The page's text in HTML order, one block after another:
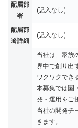
配属部
署
(記入なし)
配属部
署詳細
(記入なし)
当社は、家族
界中で創り出
ワクワクでき
本募集では園
発・運用をご
当社の開発チ
きます。